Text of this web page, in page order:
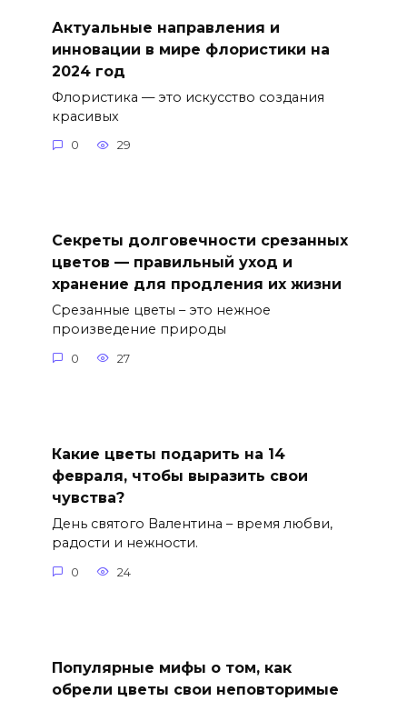
Актуальные направления и
инновации в мире флористики на
2024 год
Флористика — это искусство создания
красивых
0 29
Секреты долговечности срезанных
цветов — правильный уход и
хранение для продления их жизни
Срезанные цветы – это нежное
произведение природы
0 27
Какие цветы подарить на 14
февраля, чтобы выразить свои
чувства?
День святого Валентина – время любви,
радости и нежности.
0 24
Популярные мифы о том, как
обрели цветы свои неповторимые